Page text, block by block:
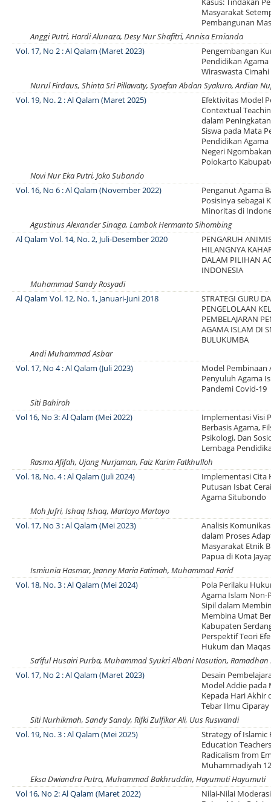
Kasus: Tindakan
Masyarakat
Pembangunan
Anggi Putri, Hardi Alunaza, Desy Nur Shafitri, Annisa Ernianda
Vol. 17, No 2 : Al Qalam (Maret 2023)
Pengembangan
Pendidikan Agama
Wiraswasta Cimahi
Nurul Firdaus, Shinta Sri Pillawaty, Syaefan Abdan Syakuro, Ardian
Vol. 19, No. 2 : Al Qalam (Maret 2025)
Efektivitas Model
Contextual
dalam
Siswa pada Mata
Pendidikan Agama
Negeri
Polokarto
Novi Nur Eka Putri, Joko Subando
Vol. 16, No 6 : Al Qalam (November 2022)
Penganut Agama
Posisinya sebagai
Minoritas di
Agustinus Alexander Sinaga, Lambok Hermanto Sihombing
Al Qalam Vol. 14, No. 2, Juli-Desember 2020
PENGARUH
HILANGNYA
DALAM PILIHAN
INDONESIA
Muhammad Sandy Rosyadi
Al Qalam Vol. 12, No. 1, Januari-Juni 2018
STRATEGI GURU
PENGELOLAAN
PEMBELAJARAN
AGAMA ISLAM DI
BULUKUMBA
Andi Muhammad Asbar
Vol. 17, No 4 : Al Qalam (Juli 2023)
Model Pembinaan
Penyuluh Agama
Pandemi Covid-19
Siti Bahiroh
Vol 16, No 3: Al Qalam (Mei 2022)
Implementasi Visi
Berbasis Agama,
Psikologi, Dan
Lembaga
Rasma Afifah, Ujang Nurjaman, Faiz Karim Fatkhulloh
Vol. 18, No. 4 : Al Qalam (Juli 2024)
Implementasi Cita
Putusan Isbat
Agama Situbondo
Moh Jufri, Ishaq Ishaq, Martoyo Martoyo
Vol. 17, No 3 : Al Qalam (Mei 2023)
Analisis
dalam Proses
Masyarakat Etnik
Papua di Kota
Ismiunia Hasmar, Jeanny Maria Fatimah, Muhammad Farid
Vol. 18, No. 3 : Al Qalam (Mei 2024)
Pola Perilaku
Agama Islam Non-
Sipil dalam
Membina Umat
Kabupaten
Perspektif Teori
Hukum dan
Sa’iful Husairi Purba, Muhammad Syukri Albani Nasution, Ramadhan
Vol. 17, No 2 : Al Qalam (Maret 2023)
Desain
Model Addie pada
Kepada Hari Akhir
Tebar Ilmu Ciparay
Siti Nurhikmah, Sandy Sandy, Rifki Zulfikar Ali, Uus Ruswandi
Vol. 19, No. 3 : Al Qalam (Mei 2025)
Strategy of Islamic
Education
Radicalism from
Muhammadiyah
Eksa Dwiandra Putra, Muhammad Bakhruddin, Hayumuti Hayumuti
Vol 16, No 2: Al Qalam (Maret 2022)
Nilai-Nilai